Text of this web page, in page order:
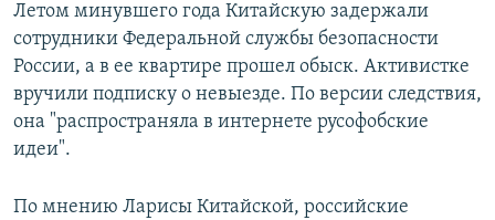
Летом минувшего года Китайскую задержали
сотрудники Федеральной службы безопасности
России, а в ее квартире прошел обыск. Активистке
вручили подписку о невыезде. По версии следствия,
она "распространяла в интернете русофобские
идеи".
По мнению Ларисы Китайской, российские